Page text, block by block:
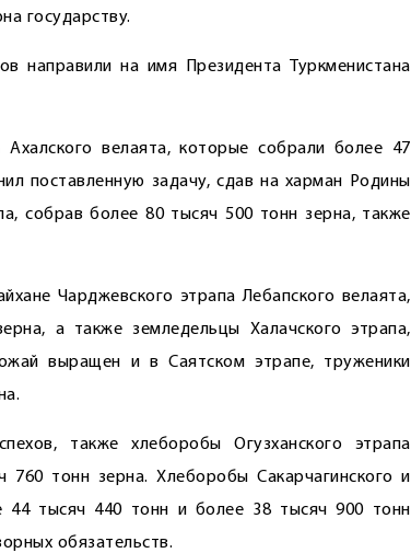
государству.
направили на имя Президента Туркменистана
велаята, которые собрали более 47
поставленную задачу, сдав на харман Родины
собрав более 80 тысяч 500 тонн зерна, также
Чарджевского этрапа Лебапского велаята,
а также земледельцы Халачского этрапа,
выращен и в Саятском этрапе, труженики
также хлеборобы Огузханского этрапа
тонн зерна. Хлеборобы Сакарчагинского и
44 тысяч 440 тонн и более 38 тысяч 900 тонн
обязательств.